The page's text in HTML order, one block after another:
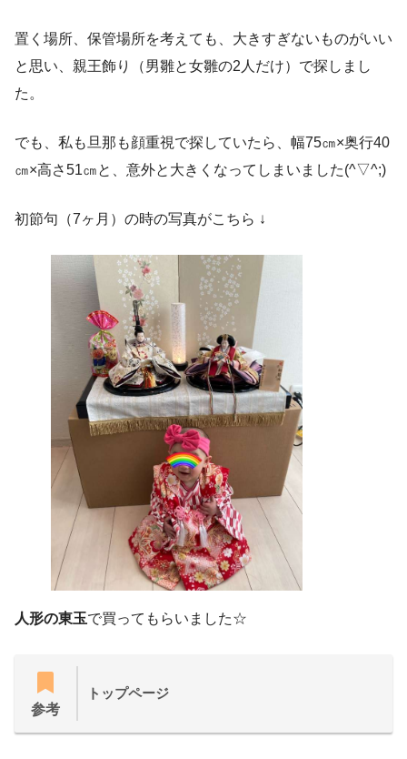
置く場所、保管場所を考えても、大きすぎないものがいい
と思い、親王飾り（男雛と女雛の2人だけ）で探しまし
た。
でも、私も旦那も顔重視で探していたら、幅75㎝×奥行40
㎝×高さ51㎝と、意外と大きくなってしまいました(^▽^;)
初節句（7ヶ月）の時の写真がこちら ↓
人形の東玉で買ってもらいました☆
参考
トップページ